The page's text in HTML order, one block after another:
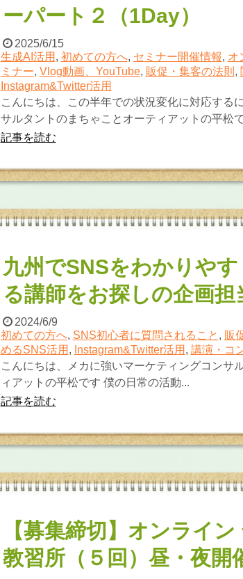
ーパート２（1Day）
2025/6/15
生成AI活用 , 初めての方へ, セミナー開催情報, オ
ミナー, Vlog動画、YouTube, 販促・集客の法則 ,
Instagram&Twitter活用
こんにちは、この半年での状況変化に対応する
サルタントのまちゃことオーティアットの平松
記事を読む
九州でSNSをわかりや
る講師をお探しの企画担
2024/6/9
初めての方へ, SNS初心者に質問されること , 販
めるSNS活用 , Instagram&Twitter活用 , 講演・コ
こんにちは、メカに強いマーケティングコンサ
ィアットの平松です 僕の日常の活動...
記事を読む
【募集締切】オンライ
教習所（５回）昼・夜開